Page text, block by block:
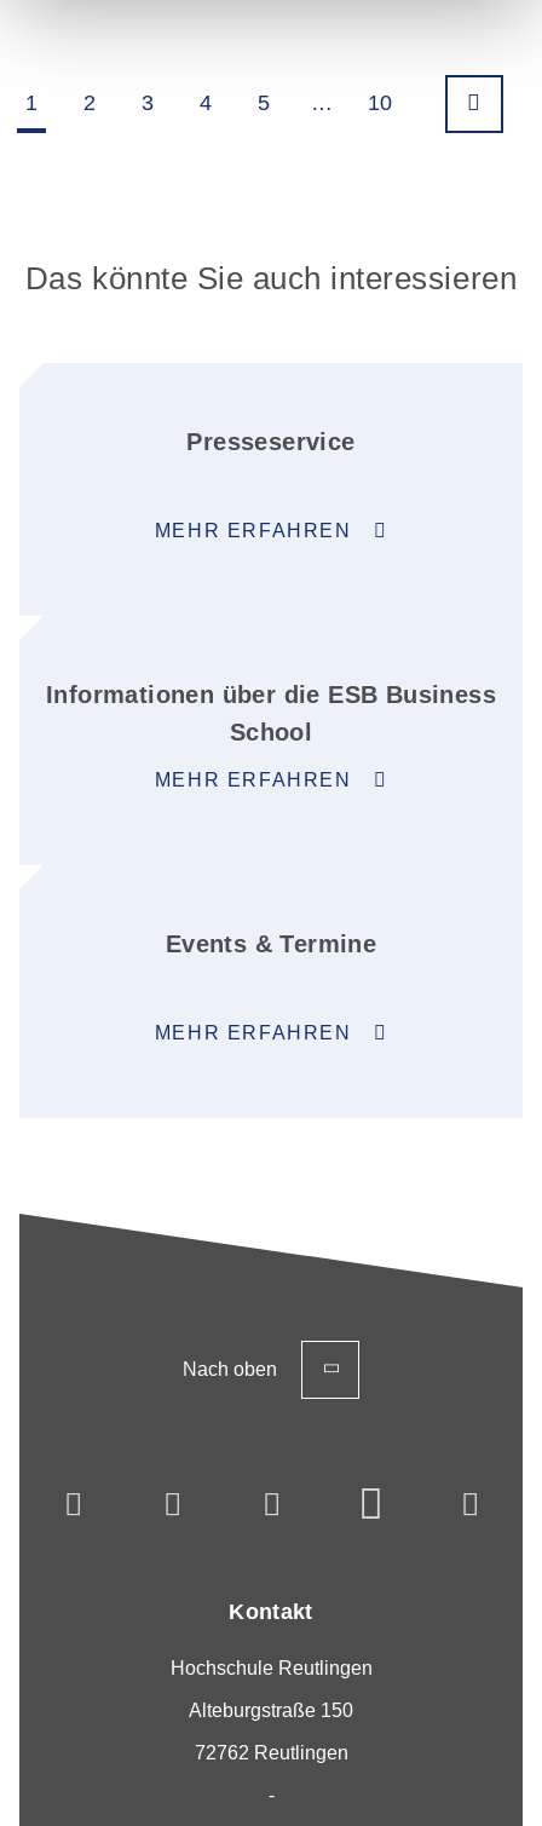
1 2 3 4 5 … 10
Das könnte Sie auch interessieren
Presseservice
MEHR ERFAHREN
Informationen über die ESB Business
School
MEHR ERFAHREN
Events & Termine
MEHR ERFAHREN
Nach oben
Kontakt
Hochschule Reutlingen
Alteburgstraße 150
72762 Reutlingen
-